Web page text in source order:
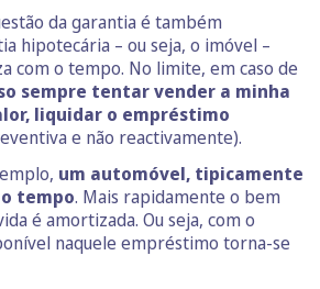
da garantia é também
hipotecária – ou seja, o imóvel –
com o tempo. No limite, em caso de
sempre tentar vender a minha
liquidar o empréstimo
e não reactivamente).
um automóvel, tipicamente
tempo. Mais rapidamente o bem
é amortizada. Ou seja, com o
naquele empréstimo torna-se